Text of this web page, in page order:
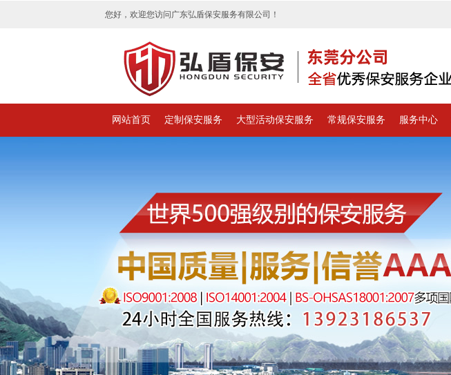
您好，欢迎您访问广东弘盾保安服务有限公司！
网站首页 定制保安服务 大型活动保安服务 常规保安服务 服务中心